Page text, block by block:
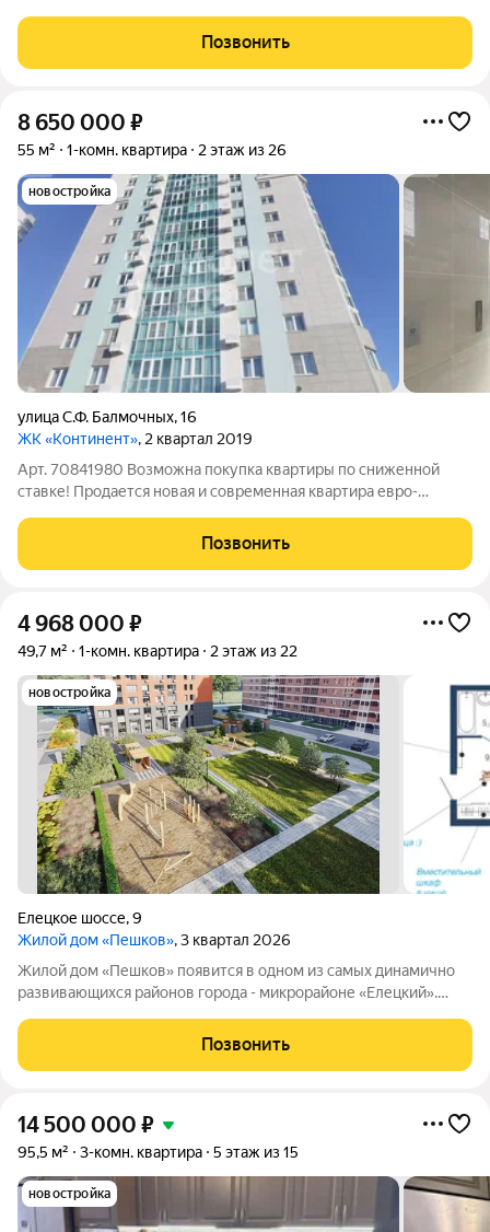
этажей. Фасад облицован кирпичом, и здание выглядит
аккуратным и строгим.
Позвонить
8 650 000 ₽
55 м² 1-комн. квартира 2 этаж из 26
новостройка
улица С.Ф. Балмочных,16
ЖК «Континент», 2 квартал 2019
Арт. 70841980 Возможна покупка квартиры по сниженной
ставке! Продается новая и современная квартира евро-
площадь: 47.7м2+лоджия 7.3м2, итого 55м2. В квартире
продуманная планировка,
Позвонить
4 968 000 ₽
49,7 м² 1-комн. квартира 2 этаж из 22
новостройка
Елецкое шоссе,9
Жилой дом «Пешков», 3 квартал 2026
Жилой дом «Пешков» появится в одном из самых динамично
развивающихся районов города - микрорайоне «Елецкий».
ГРУПП, а также собственный, отличительный подход к
строительству жилых домов привел к тому,
Позвонить
14 500 000 ₽
95,5 м² 3-комн. квартира 5 этаж из 15
новостройка